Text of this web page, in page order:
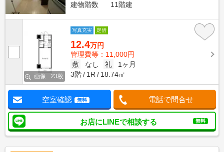
建物階数
11階建
画像 : 23枚
写真充実 定借
12.4万円
管理費等：11,000円
敷
なし 礼
1ヶ月
3階
1R 18.74㎡
空室確認 無料 電話で問合せ
お店にLINEで相談する 無料